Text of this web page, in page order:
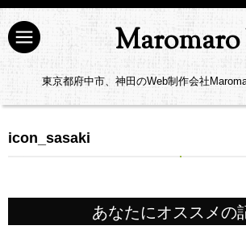
Maromaro
東京都府中市、神田のWeb制作会社
icon_sasaki
あなたにオススメの